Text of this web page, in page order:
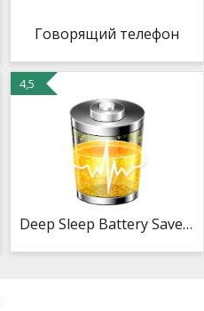
Говорящий телефон
4,5
Deep Sleep Battery Saver Pro